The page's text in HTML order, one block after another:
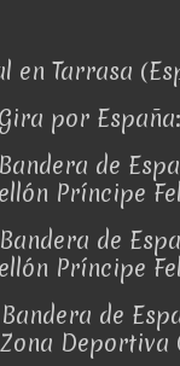
en Tarrasa
Gira por España:
de
Príncipe
de
Príncipe
de
Deportiva